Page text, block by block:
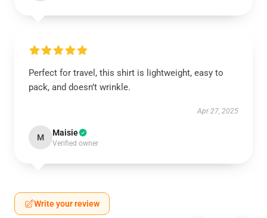
Perfect for travel, this shirt is lightweight, easy to
pack, and doesn’t wrinkle.
Apr 27, 2025
M Maisie
Verified owner
Write your review